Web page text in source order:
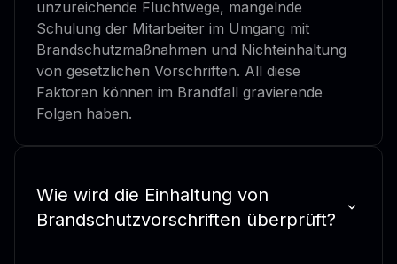
unzureichende Fluchtwege, mangelnde
Schulung der Mitarbeiter im Umgang mit
Brandschutzmaßnahmen und Nichteinhaltung
von gesetzlichen Vorschriften. All diese
Faktoren können im Brandfall gravierende
Folgen haben.
Wie wird die Einhaltung von
Brandschutzvorschriften überprüft?